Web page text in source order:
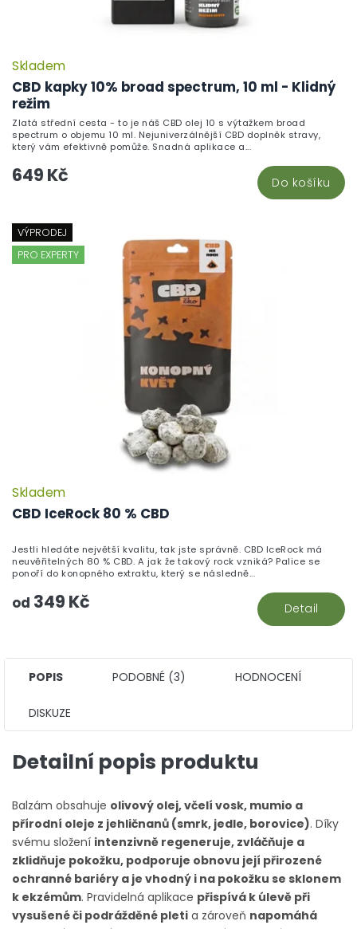
CBD kapky 10% broad spectrum, 10 ml - Klidný
režim
Skladem
649 Kč Do košíku
Zlatá střední cesta - to je náš CBD olej 10 s výtažkem broad
spectrum o objemu 10 ml. Nejuniverzálnější CBD doplněk stravy,
který vám efektivně pomůže. Snadná aplikace a...
VÝPRODEJ
PRO EXPERTY
CBD IceRock 80 % CBD
Skladem
od 349 Kč Detail
Jestli hledáte největší kvalitu, tak jste správně. CBD IceRock má
neuvěřitelných 80 % CBD. A jak že takový rock vzniká? Palice se
ponoří do konopného extraktu, který se následně...
POPIS PODOBNÉ (3) HODNOCENÍ
DISKUZE
Detailní popis produktu
Balzám obsahuje olivový olej, včelí vosk, mumio a
přírodní oleje z jehličnanů (smrk, jedle, borovice). Díky
svému složení intenzivně regeneruje, zvláčňuje a
zklidňuje pokožku, podporuje obnovu její přirozené
ochranné bariéry a je vhodný i na pokožku se sklonem
k ekzémům. Pravidelná aplikace přispívá k úlevě při
vysušené či podrážděné pleti a zároveň napomáhá